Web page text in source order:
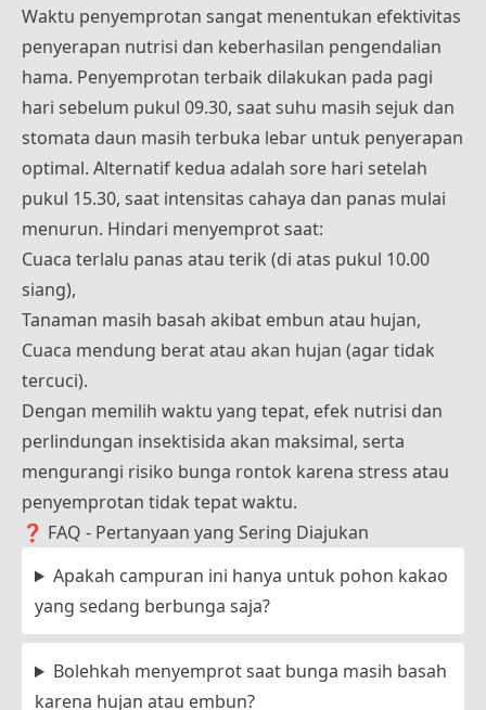
Waktu penyemprotan sangat menentukan efektivitas
penyerapan nutrisi dan keberhasilan pengendalian
hama. Penyemprotan terbaik dilakukan pada pagi
hari sebelum pukul 09.30, saat suhu masih sejuk dan
stomata daun masih terbuka lebar untuk penyerapan
optimal. Alternatif kedua adalah sore hari setelah
pukul 15.30, saat intensitas cahaya dan panas mulai
menurun. Hindari menyemprot saat:
Cuaca terlalu panas atau terik (di atas pukul 10.00
siang),
Tanaman masih basah akibat embun atau hujan,
Cuaca mendung berat atau akan hujan (agar tidak
tercuci).
Dengan memilih waktu yang tepat, efek nutrisi dan
perlindungan insektisida akan maksimal, serta
mengurangi risiko bunga rontok karena stress atau
penyemprotan tidak tepat waktu.
❓ FAQ - Pertanyaan yang Sering Diajukan
Apakah campuran ini hanya untuk pohon kakao
yang sedang berbunga saja?
Bolehkah menyemprot saat bunga masih basah
karena hujan atau embun?